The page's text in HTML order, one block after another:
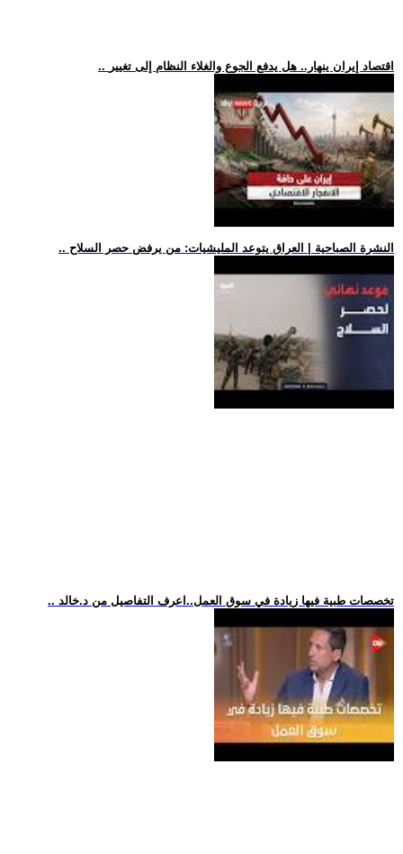
.. اقتصاد إيران ينهار.. هل يدفع الجوع والغلاء النظام إلى تغيير
.. النشرة الصباحية | العراق يتوعد المليشيات: من يرفض حصر السلاح
.. تخصصات طبية فيها زيادة في سوق العمل..اعرف التفاصيل من د.خالد